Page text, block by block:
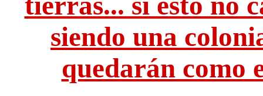
siendo una
quedarán como